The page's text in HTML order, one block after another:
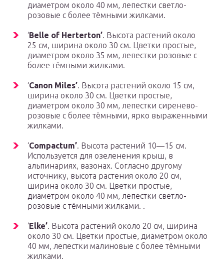
диаметром около 40 мм, лепестки светло-
розовые с более тёмными жилками.
‘Belle of Herterton’. Высота растений около
25 см, ширина около 30 см. Цветки простые,
диаметром около 35 мм, лепестки розовые с
более тёмными жилками.
‘Canon Miles’. Высота растений около 15 см,
ширина около 30 см. Цветки простые,
диаметром около 30 мм, лепестки сиренево-
розовые с более тёмными, ярко выраженными
жилками.
‘Compactum’. Высота растений 10—15 см.
Используется для озеленения крыш, в
альпинариях, вазонах. Согласно другому
источнику, высота растения около 20 см,
ширина около 30 см. Цветки простые,
диаметром около 40 мм, лепестки светло-
розовые с тёмными жилками. .
‘Elke’. Высота растений около 20 см, ширина
около 30 см. Цветки простые, диаметром около
40 мм, лепестки малиновые с более тёмными
жилками.